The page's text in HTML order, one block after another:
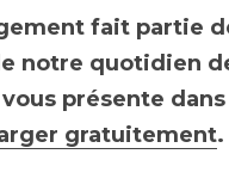
fait partie
notre quotidien
présente
gratuitement.